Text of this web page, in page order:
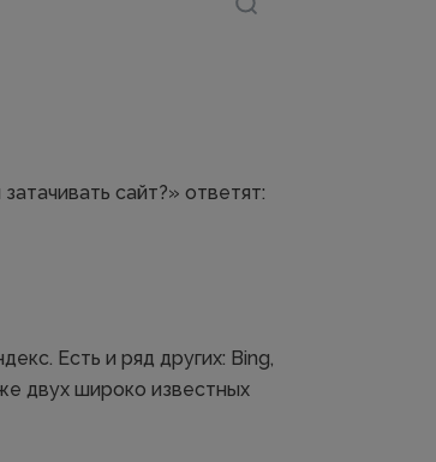
сайт?» ответят:
Есть и ряд других: Bing,
двух широко известных